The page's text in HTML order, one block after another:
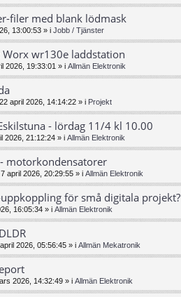
filer med blank lödmask
13:00:53 » i Jobb / Tjänster
wr130e laddstation
2026, 19:33:01 » i Allmän Elektronik
22 april 2026, 14:14:22 » i Projekt
- lördag 11/4 kl 10.00
2026, 21:12:24 » i Allmän Elektronik
motorkondensatorer
7 april 2026, 20:29:55 » i Allmän Elektronik
för små digitala projekt?
16:05:34 » i Allmän Elektronik
2026, 05:56:45 » i Allmän Mekatronik
2026, 14:32:49 » i Allmän Elektronik